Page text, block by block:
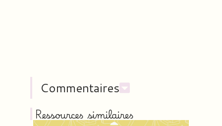
Commentaires
Ressources similaires